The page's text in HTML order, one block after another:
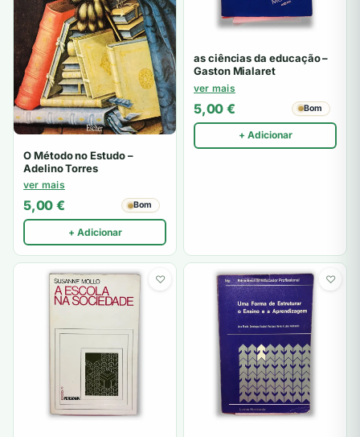
O Método no Estudo –
Adelino Torres
ver mais
5,00 € Bom
+ Adicionar
as ciências da educação –
Gaston Mialaret
ver mais
5,00 € Bom
+ Adicionar
♡ ♡